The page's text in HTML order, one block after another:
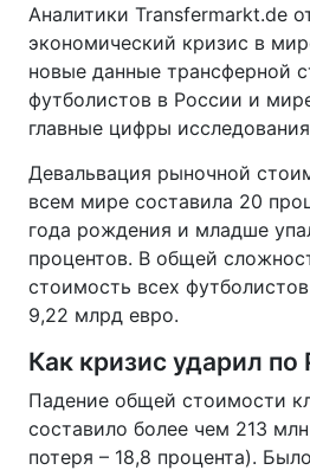
Аналитики Transfermarkt.de
экономический кризис в
новые данные трансферной
футболистов в России и
главные цифры
Девальвация рыночной
всем мире составила 20
года рождения и младше
процентов. В общей
стоимость всех
9,22 млрд евро.
Как кризис ударил
Падение общей стоимости
составило более чем 213
потеря – 18,8 процента).